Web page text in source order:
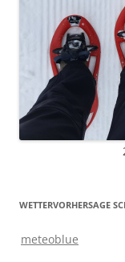
WETTERVORHERSAGE
meteoblue